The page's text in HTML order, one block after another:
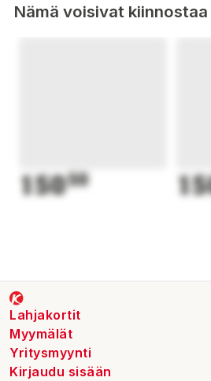
Nämä voisivat
15050
Lahjakortit
Myymälät
Yritysmyynti
Kirjaudu sisään